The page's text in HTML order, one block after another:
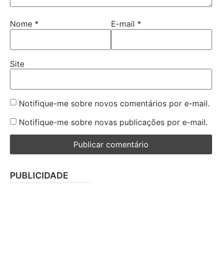
Nome * E-mail *
Site
Notifique-me sobre novos comentários por e-mail.
Notifique-me sobre novas publicações por e-mail.
PUBLICIDADE